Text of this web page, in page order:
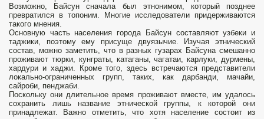
Возможно, Байсун сначала был этнонимом, который позднее
превратился в топоним. Многие исследователи придерживаются
такого мнения.
Основную часть населения города Байсун составляют узбеки и
таджики, поэтому ему присуще двуязычие. Изучая этнический
состав, можно заметить, что в разных гузарах Байсуна смешанно
проживают тюрки, кунграты, катаганы, чагатаи, карлуки, дурмены,
хардури и хаджи. Кроме того, здесь встречаются представители
локально-ограниченных групп, таких, как дарбанди, мачайи,
сайроби, пенджаби.
Поскольку они длительное время проживают вместе, им удалось
сохранить лишь название этнической группы, к которой они
принадлежат. Важно отметить, что хотя население состоит из